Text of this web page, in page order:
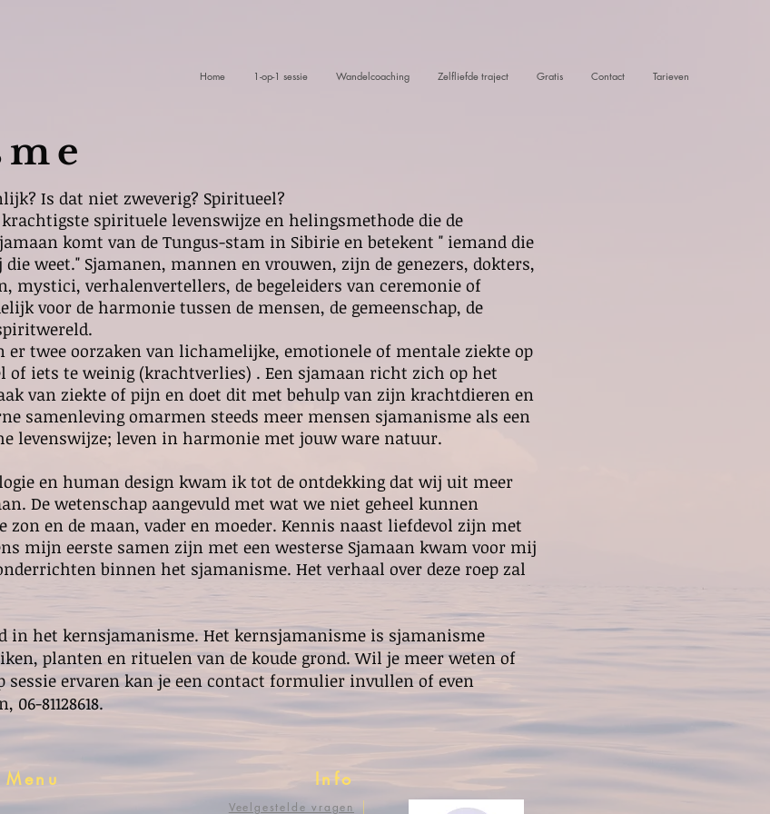
Home 1-op-1 sessie Wandelcoaching Zelfliefde traject Gratis Contact Tarieven
Is dat niet zweverig? Spiritueel?
spirituele levenswijze en helingsmethode die de
komt van de Tungus-stam in Sibirie en betekent " iemand die
weet." Sjamanen, mannen en vrouwen, zijn de genezers, dokters,
mystici, verhalenvertellers, de begeleiders van ceremonie of
voor de harmonie tussen de mensen, de gemeenschap, de
er twee oorzaken van lichamelijke, emotionele of mentale ziekte op
of iets te weinig (krachtverlies) . Een sjamaan richt zich op het
van ziekte of pijn en doet dit met behulp van zijn krachtdieren en
samenleving omarmen steeds meer mensen sjamanisme als een
levenswijze; leven in harmonie met jouw ware natuur.
en human design kwam ik tot de ontdekking dat wij uit meer
De wetenschap aangevuld met wat we niet geheel kunnen
en de maan, vader en moeder. Kennis naast liefdevol zijn met
mijn eerste samen zijn met een westerse Sjamaan kwam voor mij
binnen het sjamanisme. Het verhaal over deze roep zal
in het kernsjamanisme. Het kernsjamanisme is sjamanisme
planten en rituelen van de koude grond. Wil je meer weten of
sessie ervaren kan je een contact formulier invullen of even
81128618.
Menu Info
Veelgestelde vragen